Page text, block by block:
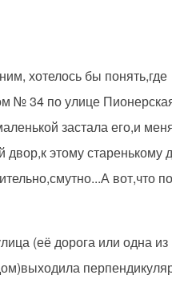
хотелось бы понять,где
№ 34 по улице
застала его,и
двор,к этому старенькому
вот,что
(её дорога или одна из